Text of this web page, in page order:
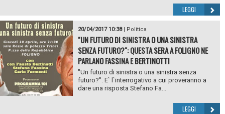
LEGGI
20/04/2017 10:38| Politica
"UN FUTURO DI SINISTRA O UNA SINISTRA
SENZA FUTURO?": QUESTA SERA A FOLIGNO NE
PARLANO FASSINA E BERTINOTTI
"Un futuro di sinistra o una sinistra senza
futuro?". E` l`interrogativo a cui proveranno a
dare una risposta Stefano Fa...
LEGGI